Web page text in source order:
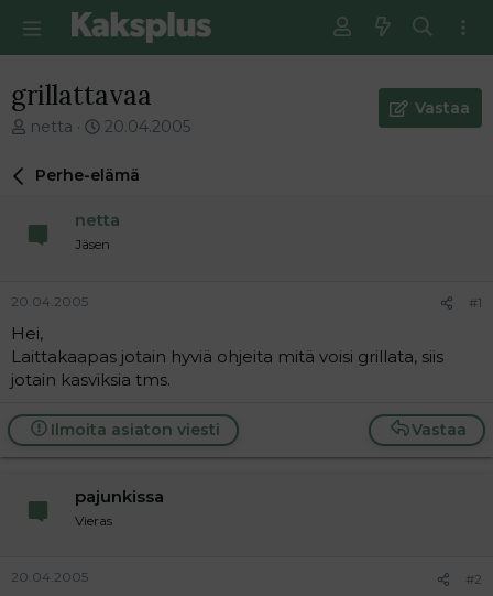
grillattavaa
V
e
i
t
u
n
a
o
i
t
a
j
netta
E
s
m
ä
v
i
s
t
i
20.04.2005
Vastaa
Perhe-elämä
netta
Jäsen
20.04.2005 #1
Hei,
Laittakaapas jotain hyviä ohjeita mitä voisi grillata, siis
jotain kasviksia tms.
Vastaa
Ilmoita asiaton viesti
pajunkissa
Vieras
20.04.2005 #2